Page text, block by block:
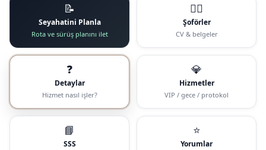
📝
Seyahatini Planla
Rota ve sürüş planını ilet
🧑‍✈️
Şoförler
CV & belgeler
❓
Detaylar
Hizmet nasıl işler?
💎
Hizmetler
VIP / gece / protokol
📘
SSS
⭐
Yorumlar